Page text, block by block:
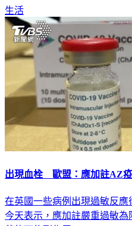
生活
出現血栓 歐盟：應加註AZ
在英國一些病例出現過敏反應
今天表示，應加註嚴重過敏為